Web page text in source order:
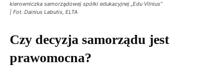
kierowniczka samorządowej spółki edukacyjnej „Edu Vilnius”
| Fot. Dainius Labutis, ELTA
Czy decyzja samorządu jest
prawomocna?